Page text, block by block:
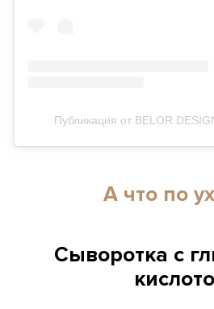
Публикация от BELOR
А что по
Сыворотка с